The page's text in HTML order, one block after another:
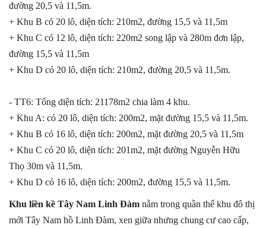
đường 20,5 và 11,5m.
+ Khu B có 20 lô, diện tích: 210m2, đường 15,5 và 11,5m
+ Khu C có 12 lô, diện tích: 220m2 song lập và 280m đơn lập,
đường 15,5 và 11,5m
+ Khu D có 20 lô, diện tích: 210m2, đường 20,5 và 11,5m.
- TT6: Tổng diện tích: 21178m2 chia làm 4 khu.
+ Khu A: có 20 lô, diện tích: 200m2, mặt đường 15,5 và 11,5m.
+ Khu B có 16 lô, diện tích: 200m2, mặt đường 20,5 và 11,5m
+ Khu C có 20 lô, diện tích: 201m2, mặt đường Nguyễn Hữu
Thọ 30m và 11,5m.
+ Khu D có 16 lô, diện tích: 200m2, đường 15,5 và 11,5m.
Khu liền kề Tây Nam Linh Đàm nằm trong quần thể khu đô thị
mới Tây Nam hồ Linh Đàm, xen giữa nhưng chung cư cao cấp,